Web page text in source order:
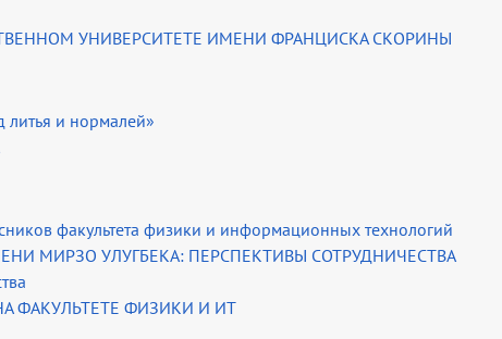
УНИВЕРСИТЕТЕ ИМЕНИ ФРАНЦИСКА СКОРИНЫ
литья и нормалей»
факультета физики и информационных технологий
МИРЗО УЛУГБЕКА: ПЕРСПЕКТИВЫ СОТРУДНИЧЕСТВА
ФАКУЛЬТЕТЕ ФИЗИКИ И ИТ